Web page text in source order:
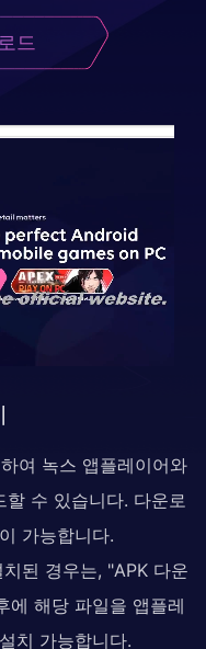
드
여 녹스 앱플레이어와
수 있습니다. 다운로
가능합니다.
된 경우는, "APK 다운
에 해당 파일을 앱플레
치 가능합니다.